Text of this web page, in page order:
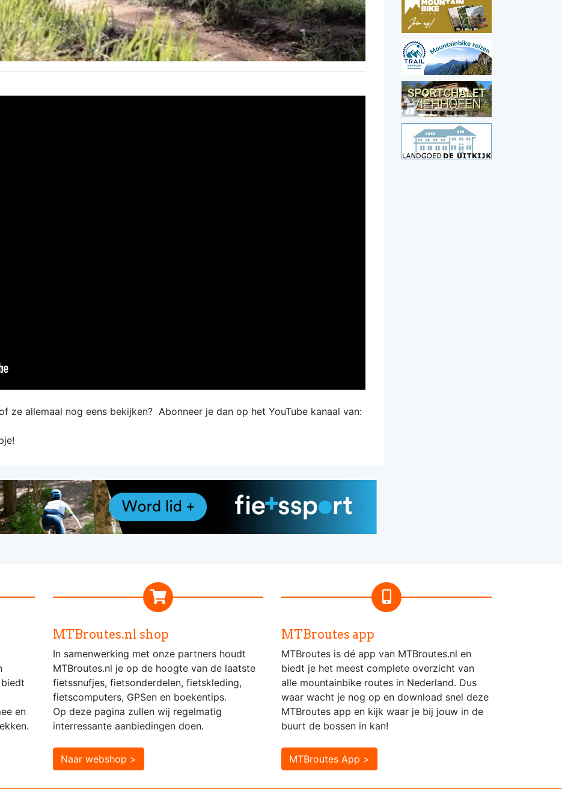
ze allemaal nog eens bekijken? Abonneer je dan op het YouTube kanaal van:
en
MTBroutes.nl shop
In samenwerking met onze partners houdt
MTBroutes.nl je op de hoogte van de laatste
fietssnufjes, fietsonderdelen, fietskleding,
fietscomputers, GPSen en boekentips.
Op deze pagina zullen wij regelmatig
interressante aanbiedingen doen.
Naar webshop >
MTBroutes app
MTBroutes is dé app van MTBroutes.nl en
biedt je het meest complete overzicht van
alle mountainbike routes in Nederland. Dus
waar wacht je nog op en download snel deze
MTBroutes app en kijk waar je bij jouw in de
buurt de bossen in kan!
MTBroutes App >